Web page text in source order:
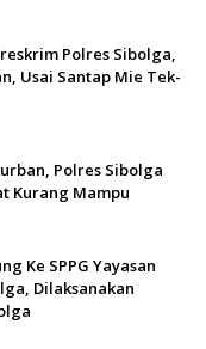
Polres Sibolga,
Usai Santap Mie Tek-
Polres Sibolga
Kurang Mampu
Ke SPPG Yayasan
Dilaksanakan